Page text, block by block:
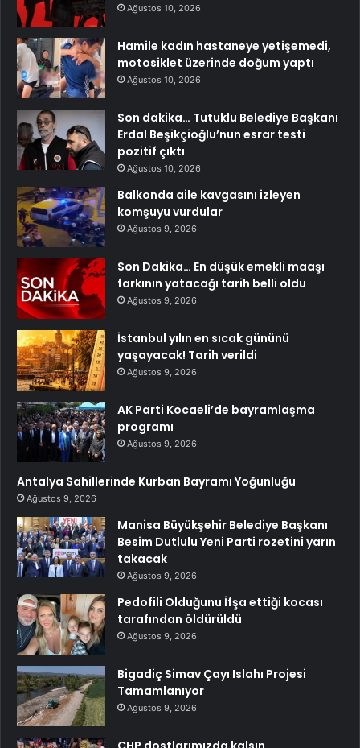
Ağustos 10, 2026
Hamile kadın hastaneye yetişemedi,
motosiklet üzerinde doğum yaptı
Ağustos 10, 2026
Son dakika… Tutuklu Belediye Başkanı
Erdal Beşikçioğlu’nun esrar testi
pozitif çıktı
Ağustos 10, 2026
Balkonda aile kavgasını izleyen
komşuyu vurdular
Ağustos 9, 2026
Son Dakika… En düşük emekli maaşı
farkının yatacağı tarih belli oldu
Ağustos 9, 2026
İstanbul yılın en sıcak gününü
yaşayacak! Tarih verildi
Ağustos 9, 2026
AK Parti Kocaeli’de bayramlaşma
programı
Ağustos 9, 2026
Antalya Sahillerinde Kurban Bayramı Yoğunluğu
Ağustos 9, 2026
Manisa Büyükşehir Belediye Başkanı
Besim Dutlulu Yeni Parti rozetini yarın
takacak
Ağustos 9, 2026
Pedofili Olduğunu İfşa ettiği kocası
tarafından öldürüldü
Ağustos 9, 2026
Bigadiç Simav Çayı Islahı Projesi
Tamamlanıyor
Ağustos 9, 2026